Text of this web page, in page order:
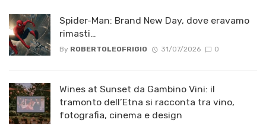
Spider-Man: Brand New Day, dove eravamo
rimasti…
By ROBERTOLEOFRIGIO 31/07/2026 0
Wines at Sunset da Gambino Vini: il
tramonto dell’Etna si racconta tra vino,
fotografia, cinema e design